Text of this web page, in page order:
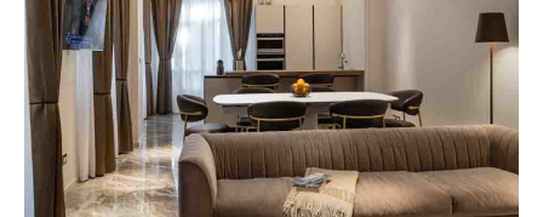
Luxury Apartment
SCOPRI IL PROGETTO +